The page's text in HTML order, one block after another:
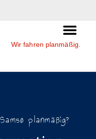
Wir fahren planmäßig.
planmäßig?